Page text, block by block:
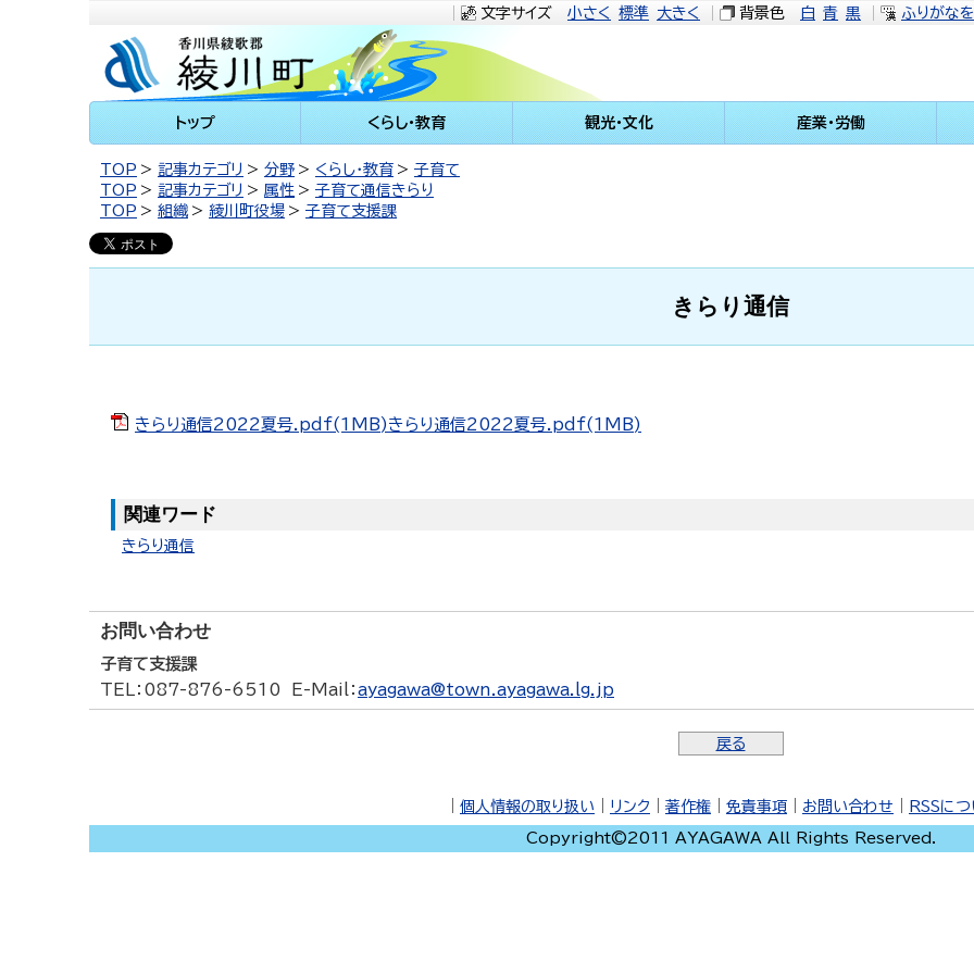
文字サイズ 小さく 標準 大きく 背景色 白 青 黒 ふりがな
川町
トップ くらし・教育 観光・文化 産業・労働
TOP 記事カテゴリ 分野 くらし・教育
子育て
TOP
記事カテゴリ 属性
子育て通信きらり
TOP
組織 綾川町役場 子育て支援課
きらり通信
きらり通信2022夏号.pdf(1MB)きらり通信2022夏号.pdf(1MB)
関連ワード
きらり通信
お問い合わせ
子育て支援課
TEL ：087-876-6510 E-Mail ： ayagawa@town.ayagawa.lg.jp
戻る
個人情報の取り扱い リンク 著作権 免責事項 お問い合わせ RSSにつ
Copyright©2011 AYAGAWA All Rights Reserved.